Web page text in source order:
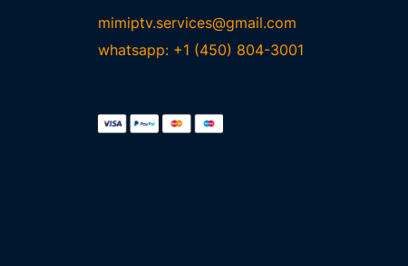
mimiptv.services@gmail.com
whatsapp: +1 (450) 804-3001